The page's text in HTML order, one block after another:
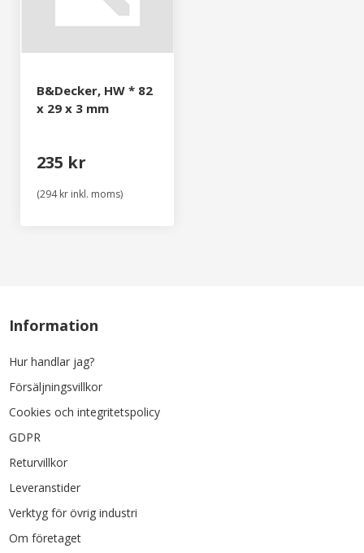
B&Decker, HW * 82
x 29 x 3 mm
235 kr
(294 kr inkl. moms)
Information
Hur handlar jag?
Försäljningsvillkor
Cookies och integritetspolicy
GDPR
Returvillkor
Leveranstider
Verktyg för övrig industri
Om företaget